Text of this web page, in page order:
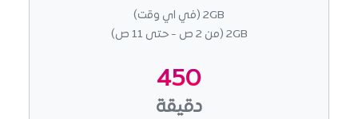
2GB (في اي وقت)
2GB (من 2 ص - حتى 11 ص)
450
دقيقة